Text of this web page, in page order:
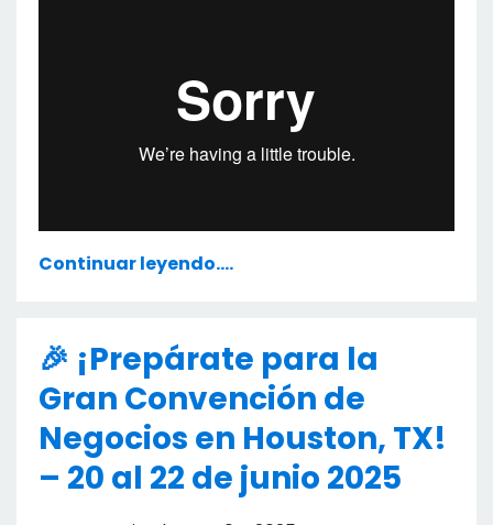
Continuar leyendo....
🎉 ¡Prepárate para la
Gran Convención de
Negocios en Houston, TX!
– 20 al 22 de junio 2025